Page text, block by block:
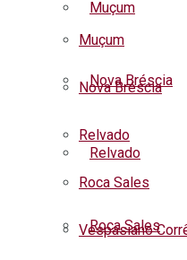
Muçum
Nova Bréscia
Relvado
Roca Sales
Muçum
Nova Bréscia
Relvado
Roca Sales
Vespasiano